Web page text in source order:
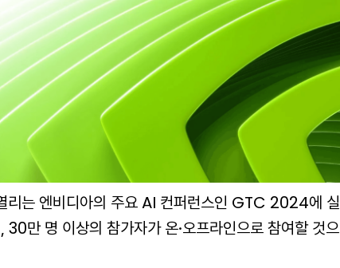
리는 엔비디아의 주요 AI 컨퍼런스인 GTC 2024에
만 명 이상의 참가자가 온·오프라인으로 참여할 것